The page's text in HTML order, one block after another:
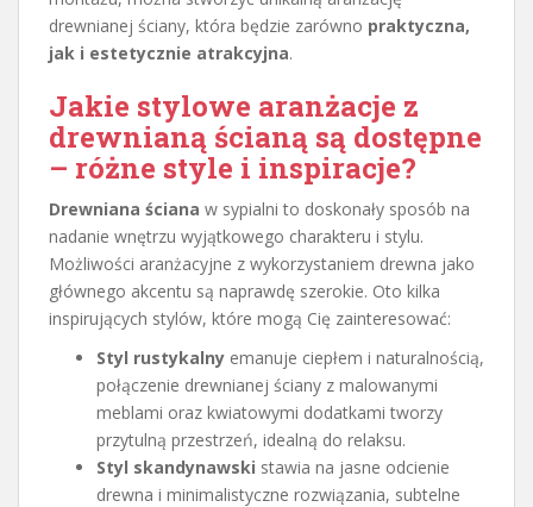
drewnianej ściany, która będzie zarówno praktyczna,
jak i estetycznie atrakcyjna.
Jakie stylowe aranżacje z
drewnianą ścianą są dostępne
– różne style i inspiracje?
Drewniana ściana w sypialni to doskonały sposób na
nadanie wnętrzu wyjątkowego charakteru i stylu.
Możliwości aranżacyjne z wykorzystaniem drewna jako
głównego akcentu są naprawdę szerokie. Oto kilka
inspirujących stylów, które mogą Cię zainteresować:
Styl rustykalny emanuje ciepłem i naturalnością,
połączenie drewnianej ściany z malowanymi
meblami oraz kwiatowymi dodatkami tworzy
przytulną przestrzeń, idealną do relaksu.
Styl skandynawski stawia na jasne odcienie
drewna i minimalistyczne rozwiązania, subtelne